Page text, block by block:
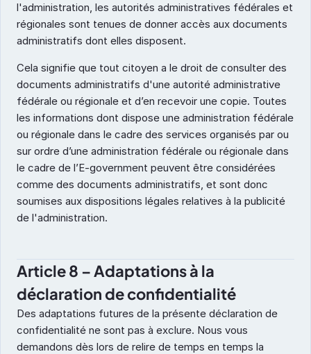
l'administration, les autorités administratives fédérales et
régionales sont tenues de donner accès aux documents
administratifs dont elles disposent.
Cela signifie que tout citoyen a le droit de consulter des
documents administratifs d'une autorité administrative
fédérale ou régionale et d’en recevoir une copie. Toutes
les informations dont dispose une administration fédérale
ou régionale dans le cadre des services organisés par ou
sur ordre d’une administration fédérale ou régionale dans
le cadre de l’E-government peuvent être considérées
comme des documents administratifs, et sont donc
soumises aux dispositions légales relatives à la publicité
de l'administration.
Article 8 – Adaptations à la
déclaration de confidentialité
Des adaptations futures de la présente déclaration de
confidentialité ne sont pas à exclure. Nous vous
demandons dès lors de relire de temps en temps la